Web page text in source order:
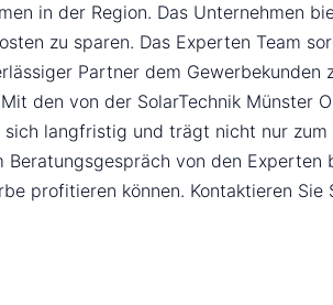
in der Region. Das Unternehmen
zu sparen. Das Experten Team
Partner dem Gewerbekunden
den von der SolarTechnik Münster
langfristig und trägt nicht nur
von den
profitieren können. Kontaktieren Sie